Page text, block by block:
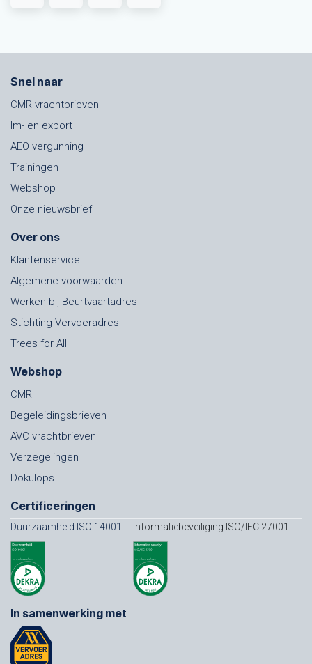
Snel naar
CMR vrachtbrieven
Im- en export
AEO vergunning
Trainingen
Webshop
Onze nieuwsbrief
Over ons
Klantenservice
Algemene voorwaarden
Werken bij Beurtvaartadres
Stichting Vervoeradres
Trees for All
Webshop
CMR
Begeleidingsbrieven
AVC vrachtbrieven
Verzegelingen
Dokulops
Certificeringen
Duurzaamheid ISO 14001 Informatiebeveiliging ISO/IEC 27001
In samenwerking met